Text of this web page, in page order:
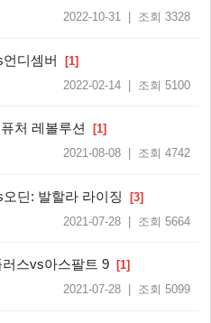
2022-10-31 | 조회 3328
디셈버 [1]
2022-02-14 | 조회 5100
처 레볼루션 [1]
2021-08-08 | 조회 4742
딘: 발할라 라이징 [3]
2021-07-28 | 조회 5664
스vs아스팔트 9 [1]
2021-07-28 | 조회 5099